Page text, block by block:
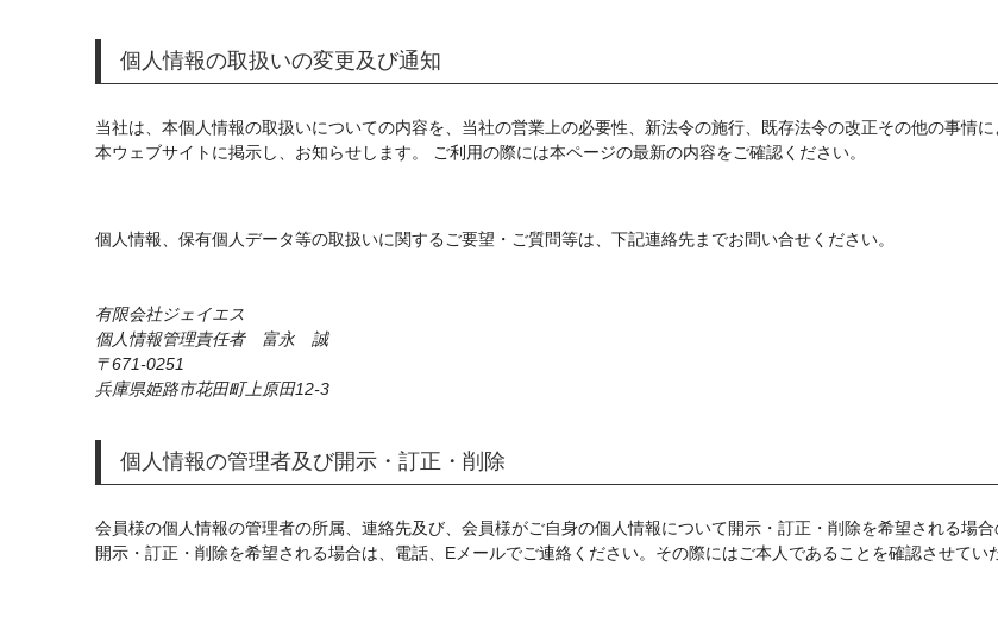
個人情報の取扱いの変更及び通知
当社は、本個人情報の取扱いについての内容を、当社の営業上の必要性、新法令の施行、既存法令の改正その他の事情
本ウェブサイトに掲示し、お知らせします。 ご利用の際には本ページの最新の内容をご確認ください。
個人情報、保有個人データ等の取扱いに関するご要望・ご質問等は、下記連絡先までお問い合せください。
有限会社ジェイエス
個人情報管理責任者 富永 誠
671-0251
兵庫県姫路市花田町上原田12-3
個人情報の管理者及び開示・訂正・削除
会員様の個人情報の管理者の所属、連絡先及び、会員様がご自身の個人情報について開示・訂正・削除を希望される場合
開示・訂正・削除を希望される場合は、電話、Eメールでご連絡ください。その際にはご本人であることを確認させてい